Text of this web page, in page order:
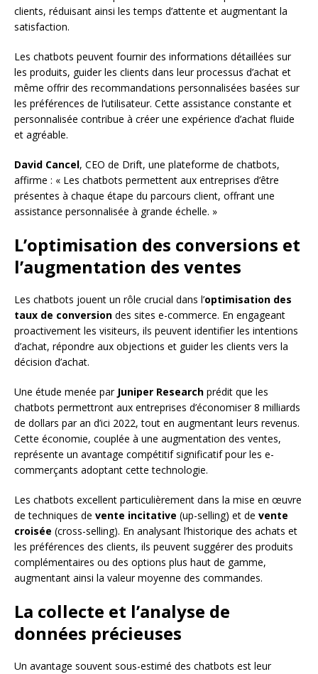
clients, réduisant ainsi les temps d’attente et augmentant la
satisfaction.
Les chatbots peuvent fournir des informations détaillées sur
les produits, guider les clients dans leur processus d’achat et
même offrir des recommandations personnalisées basées sur
les préférences de l’utilisateur. Cette assistance constante et
personnalisée contribue à créer une expérience d’achat fluide
et agréable.
David Cancel, CEO de Drift, une plateforme de chatbots,
affirme : « Les chatbots permettent aux entreprises d’être
présentes à chaque étape du parcours client, offrant une
assistance personnalisée à grande échelle. »
L’optimisation des conversions et
l’augmentation des ventes
Les chatbots jouent un rôle crucial dans l’optimisation des
taux de conversion des sites e-commerce. En engageant
proactivement les visiteurs, ils peuvent identifier les intentions
d’achat, répondre aux objections et guider les clients vers la
décision d’achat.
Une étude menée par Juniper Research prédit que les
chatbots permettront aux entreprises d’économiser 8 milliards
de dollars par an d’ici 2022, tout en augmentant leurs revenus.
Cette économie, couplée à une augmentation des ventes,
représente un avantage compétitif significatif pour les e-
commerçants adoptant cette technologie.
Les chatbots excellent particulièrement dans la mise en œuvre
de techniques de vente incitative (up-selling) et de vente
croisée (cross-selling). En analysant l’historique des achats et
les préférences des clients, ils peuvent suggérer des produits
complémentaires ou des options plus haut de gamme,
augmentant ainsi la valeur moyenne des commandes.
La collecte et l’analyse de
données précieuses
Un avantage souvent sous-estimé des chatbots est leur